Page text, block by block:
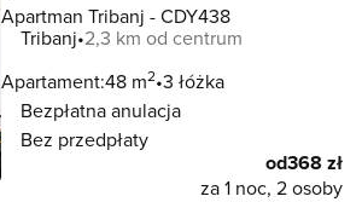
Apartman Tribanj - CDY438
Tribanj 2,3 km od centrum
Apartament:48 m2 3 łóżka
Bezpłatna anulacja
Bez przedpłaty
od368 zł
za 1 noc, 2 osoby